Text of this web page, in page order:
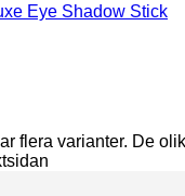
Eye Shadow Stick
flera varianter. De